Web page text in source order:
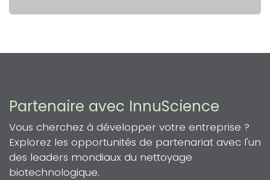
Partenaire avec InnuScience
Vous cherchez à développer votre entreprise ?
Explorez les opportunités de partenariat avec l'un
des leaders mondiaux du nettoyage
biotechnologique.